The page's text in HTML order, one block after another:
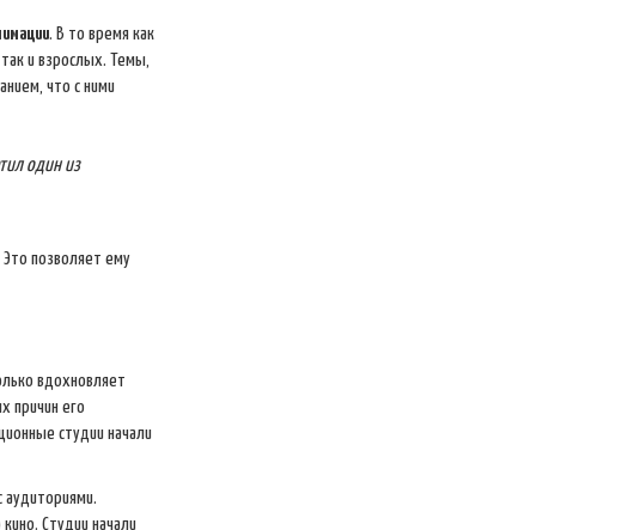
. В то время как
и взрослых. Темы,
что с ними
один из
позволяет ему
вдохновляет
причин его
студии начали
Студии начали